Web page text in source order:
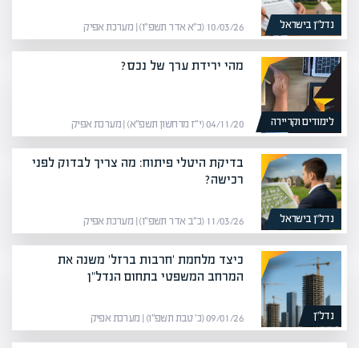
נדל”ן בישראל 10/03/26 (כ״א אדר תשפ״ו) | מערכת אפיק
לימודים וקריירה
מהי ירידת ערך של נכס?
04/11/20 (י״ז מרחשון תשפ״א) | מערכת אפיק
נדל”ן בישראל
בדיקת היטלי פיתוח: מה צריך לבדוק לפני
רכישה?
11/03/26 (כ״ב אדר תשפ״ו) | מערכת אפיק
נדל”ן
כיצד מלחמת 'חרבות ברזל' משנה את
המרחב המשפטי בתחום הנדל"ן
09/01/26 (כ׳ טבת תשפ״ו) | מערכת אפיק